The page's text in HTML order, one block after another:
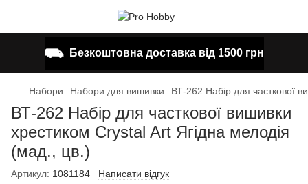
⛟ Безкоштовна доставка від 1500 грн
Набори Набори для вишивки ВТ-262 Набір для часткової
ВТ-262 Набір для часткової вишивки
хрестиком Crystal Art Ягідна мелодія
(мад., цв.)
Артикул: 1081184 Написати відгук